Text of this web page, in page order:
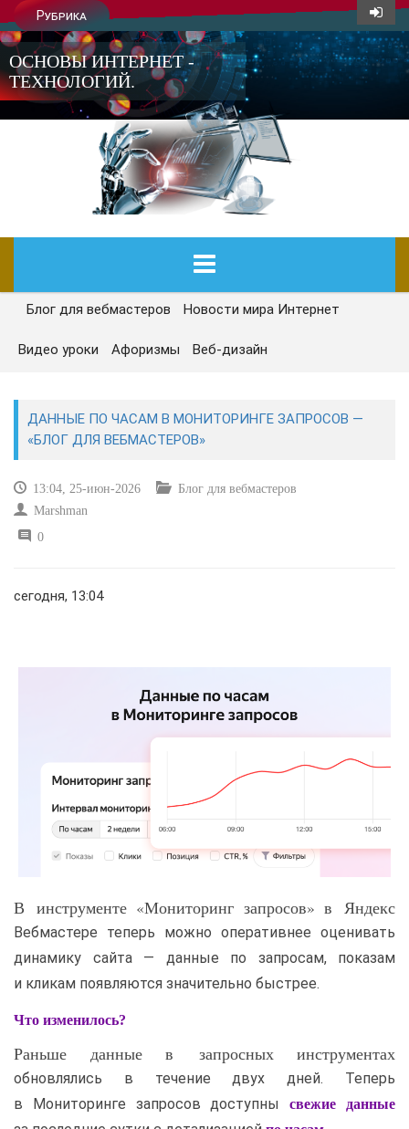
Рубрика
ОСНОВЫ ИНТЕРНЕТ -
ТЕХНОЛОГИЙ.
ГЛАВНАЯ
СЕГОДНЯ
САЙТОСТРОЕНИЕ
РЕМОНТ И СОВЕТЫ
ИНТЕРНЕТ И СВЯЗЬ
УЧЕБНИК CSS
Блог для вебмастеров Новости мира Интернет
Видео уроки Афоризмы Веб-дизайн
ДАННЫЕ ПО ЧАСАМ В МОНИТОРИНГЕ ЗАПРОСОВ —
«БЛОГ ДЛЯ ВЕБМАСТЕРОВ»
13:04, 25-июн-2026
Блог для вебмастеров
Marshman
0
сегодня, 13:04
В инструменте «Мониторинг запросов» в Яндекс
Вебмастере теперь можно оперативнее оценивать
динамику сайта — данные по запросам, показам
и кликам появляются значительно быстрее.
Что изменилось?
Раньше данные в запросных инструментах
обновлялись в течение двух дней. Теперь
в Мониторинге запросов доступнысвежие данные